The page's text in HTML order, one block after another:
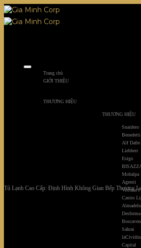
Skip
to
content
Trang chủ
GIỚI THIỆU
THƯƠNG HIỆU
THƯƠNG HIỆU
Snaidero
Benedetti
Alf Dafre
Liebherr
Esigo
Mobalpa
Agresti
Vittoria
Castro
Desforma
Sahrai
Capital
Tủ Lạnh Cao Cấp: Định Hình Không Gian Bếp Thượng